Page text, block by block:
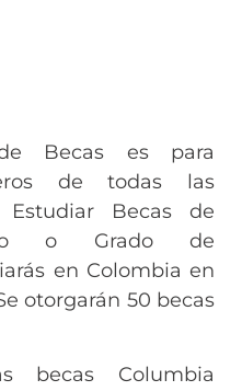
Becas es para
de todas las
Estudiar Becas de
o Grado de
en Colombia en
otorgarán 50 becas
becas Columbia